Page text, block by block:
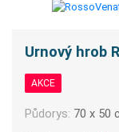
Urnový hrob
AKCE
Půdorys: 70 x 50